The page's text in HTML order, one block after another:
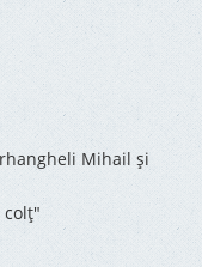
Mihail și
colţ"